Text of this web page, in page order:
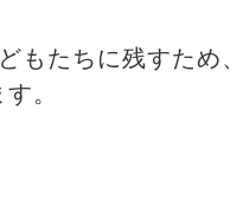
もたちに残すため
。